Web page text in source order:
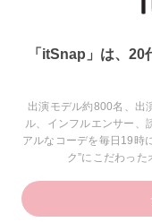
「itSnap」は、20
出演モデル約800名、出
ル、インフルエンサー、
アルなコーデを毎日19時
ク”にこだわった